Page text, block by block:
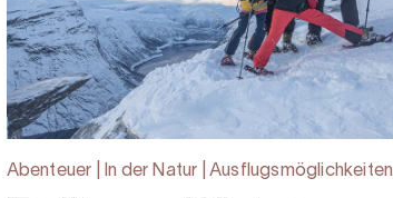
Abenteuer | In der Natur | Ausflugsmöglichkeiten